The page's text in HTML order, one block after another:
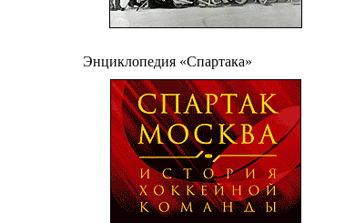
Энциклопедия «Спартака»